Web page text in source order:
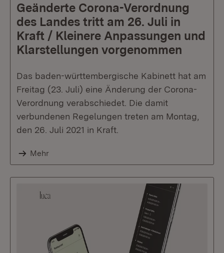
Geänderte Corona-Verordnung
des Landes tritt am 26. Juli in
Kraft / Kleinere Anpassungen und
Klarstellungen vorgenommen
Das baden-württembergische Kabinett hat am
Freitag (23. Juli) eine Änderung der Corona-
Verordnung verabschiedet. Die damit
verbundenen Regelungen treten am Montag,
den 26. Juli 2021 in Kraft.
Mehr